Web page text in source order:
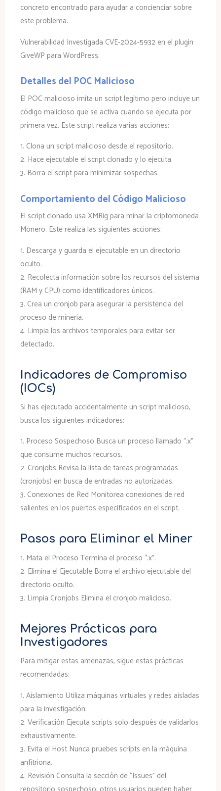
concreto encontrado para ayudar a concienciar sobre
este problema.
Vulnerabilidad Investigada CVE-2024-5932 en el plugin
GiveWP para WordPress.
Detalles del POC Malicioso
El POC malicioso imita un script legítimo pero incluye un
código malicioso que se activa cuando se ejecuta por
primera vez. Este script realiza varias acciones:
1. Clona un script malicioso desde el repositorio.
2. Hace ejecutable el script clonado y lo ejecuta.
3. Borra el script para minimizar sospechas.
Comportamiento del Código Malicioso
El script clonado usa XMRig para minar la criptomoneda
Monero. Este realiza las siguientes acciones:
1. Descarga y guarda el ejecutable en un directorio
oculto.
2. Recolecta información sobre los recursos del sistema
(RAM y CPU) como identificadores únicos.
3. Crea un cronjob para asegurar la persistencia del
proceso de minería.
4. Limpia los archivos temporales para evitar ser
detectado.
Indicadores de Compromiso
(IOCs)
Si has ejecutado accidentalmente un script malicioso,
busca los siguientes indicadores:
1. Proceso Sospechoso Busca un proceso llamado “.x”
que consume muchos recursos.
2. Cronjobs Revisa la lista de tareas programadas
(cronjobs) en busca de entradas no autorizadas.
3. Conexiones de Red Monitorea conexiones de red
salientes en los puertos especificados en el script.
Pasos para Eliminar el Miner
1. Mata el Proceso Termina el proceso “.x”.
2. Elimina el EjecutableBorra el archivo ejecutable del
directorio oculto.
3. Limpia Cronjobs Elimina el cronjob malicioso.
Mejores Prácticas para
Investigadores
Para mitigar estas amenazas, sigue estas prácticas
recomendadas:
1. Aislamiento Utiliza máquinas virtuales y redes aisladas
para la investigación.
2. Verificación Ejecuta scripts solo después de validarlos
exhaustivamente.
3. Evita el HostNunca pruebes scripts en la máquina
anfitriona.
4. Revisión Consulta la sección de “Issues” del